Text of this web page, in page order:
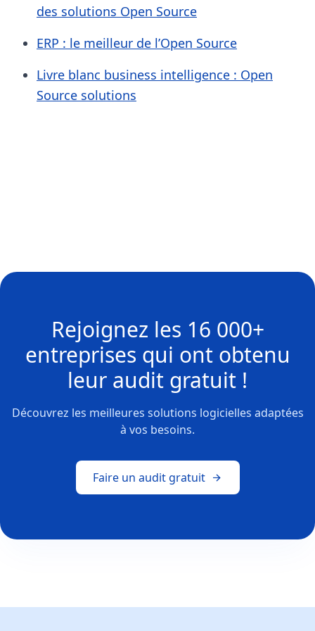
des solutions Open Source
ERP : le meilleur de l’Open Source
Livre blanc business intelligence : Open
Source solutions
Rejoignez les 16 000+
entreprises qui ont obtenu
leur audit gratuit !
Découvrez les meilleures solutions logicielles adaptées
à vos besoins.
Faire un audit gratuit